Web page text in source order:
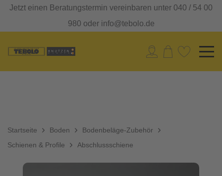
Jetzt einen Beratungstermin vereinbaren unter 040 / 54 00
980 oder info@tebolo.de
Startseite Boden
Bodenbeläge-Zubehör
Schienen & Profile
Abschlussschiene